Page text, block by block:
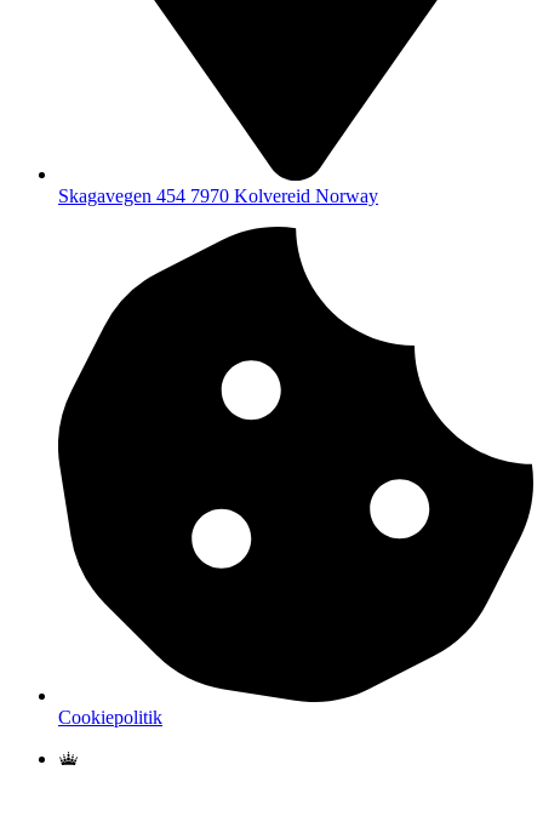
Skagavegen 454 7970 Kolvereid Norway
Cookiepolitik